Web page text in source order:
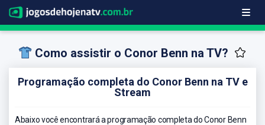
Como assistir o Conor Benn na TV?
Programação completa do Conor Benn na TV e
Stream
Abaixo você encontrará a programação completa do Conor Benn